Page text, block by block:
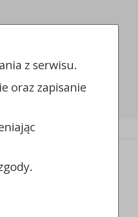
Informacje dodatkowe:
REGON: 910866910
TERYT: 0464011
z serwisu.
oraz zapisanie